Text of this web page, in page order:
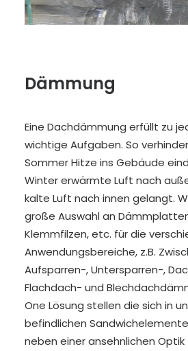
Dämmung
Eine Dachdämmung erfüllt zu
wichtige Aufgaben. So
Sommer Hitze ins Gebäude
Winter erwärmte Luft nach
kalte Luft nach innen gelangt.
große Auswahl an
Klemmfilzen, etc. für die
Anwendungsbereiche, z.B.
Aufsparren-, Untersparren-,
Flachdach- und
One Lösung stellen die sich in
befindlichen
neben einer ansehnlichen Optik